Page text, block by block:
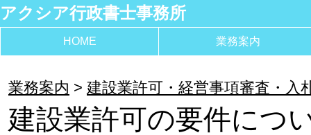
アクシア行政書士事務所
HOME 業務案内
業務案内 建設業許可・経営事項審査・入
建設業許可の要件につ